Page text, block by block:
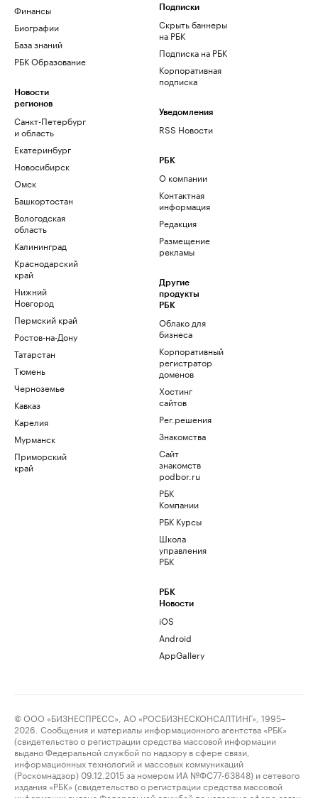
Финансы
Биографии
База знаний
РБК Образование
Новости
регионов
Санкт-Петербург
и область
Екатеринбург
Новосибирск
Омск
Башкортостан
Вологодская
область
Калининград
Краснодарский
край
Нижний
Новгород
Пермский край
Ростов-на-Дону
Татарстан
Тюмень
Черноземье
Кавказ
Карелия
Мурманск
Приморский
край
Подписки
Скрыть баннеры
на РБК
Подписка на РБК
Корпоративная
подписка
Уведомления
RSS Новости
РБК
О компании
Контактная
информация
Редакция
Размещение
рекламы
Другие
продукты
РБК
Облако для
бизнеса
Корпоративный
регистратор
доменов
Хостинг
сайтов
Рег.решения
Знакомства
Сайт
знакомств
podbor.ru
РБК
Компании
РБК Курсы
Школа
управления
РБК
РБК
Новости
iOS
Android
AppGallery
© ООО «БИЗНЕСПРЕСС», АО «РОСБИЗНЕСКОНСАЛТИНГ», 1995–
2026. Сообщения и материалы информационного агентства «РБК»
(свидетельство о регистрации средства массовой информации
выдано Федеральной службой по надзору в сфере связи,
информационных технологий и массовых коммуникаций
(Роскомнадзор) 09.12.2015 за номером ИА №ФС77-63848) и сетевого
издания «РБК» (свидетельство о регистрации средства массовой